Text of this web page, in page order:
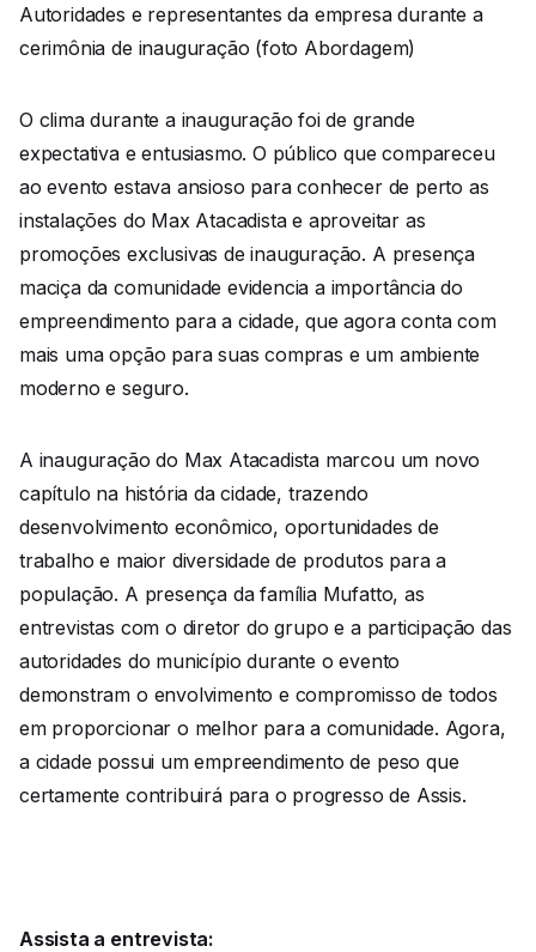
Autoridades e representantes da empresa durante a
cerimônia de inauguração (foto Abordagem)
O clima durante a inauguração foi de grande
expectativa e entusiasmo. O público que compareceu
ao evento estava ansioso para conhecer de perto as
instalações do Max Atacadista e aproveitar as
promoções exclusivas de inauguração. A presença
maciça da comunidade evidencia a importância do
empreendimento para a cidade, que agora conta com
mais uma opção para suas compras e um ambiente
moderno e seguro.
A inauguração do Max Atacadista marcou um novo
capítulo na história da cidade, trazendo
desenvolvimento econômico, oportunidades de
trabalho e maior diversidade de produtos para a
população. A presença da família Mufatto, as
entrevistas com o diretor do grupo e a participação das
autoridades do município durante o evento
demonstram o envolvimento e compromisso de todos
em proporcionar o melhor para a comunidade. Agora,
a cidade possui um empreendimento de peso que
certamente contribuirá para o progresso de Assis.
Assista a entrevista: